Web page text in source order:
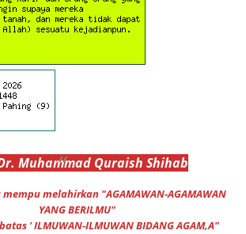
. Muhammad Quraish Shihab
melahirkan "AGAMAWAN-AGAMAWAN
YANG BERILMU"
' ILMUWAN-ILMUWAN BIDANG AGAM,A"